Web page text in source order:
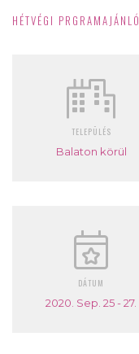
HÉTVÉGI PRGRAMAJÁNLÓ
TELEPÜLÉS
Balaton körül
DÁTUM
2020. Sep. 25 - 27.